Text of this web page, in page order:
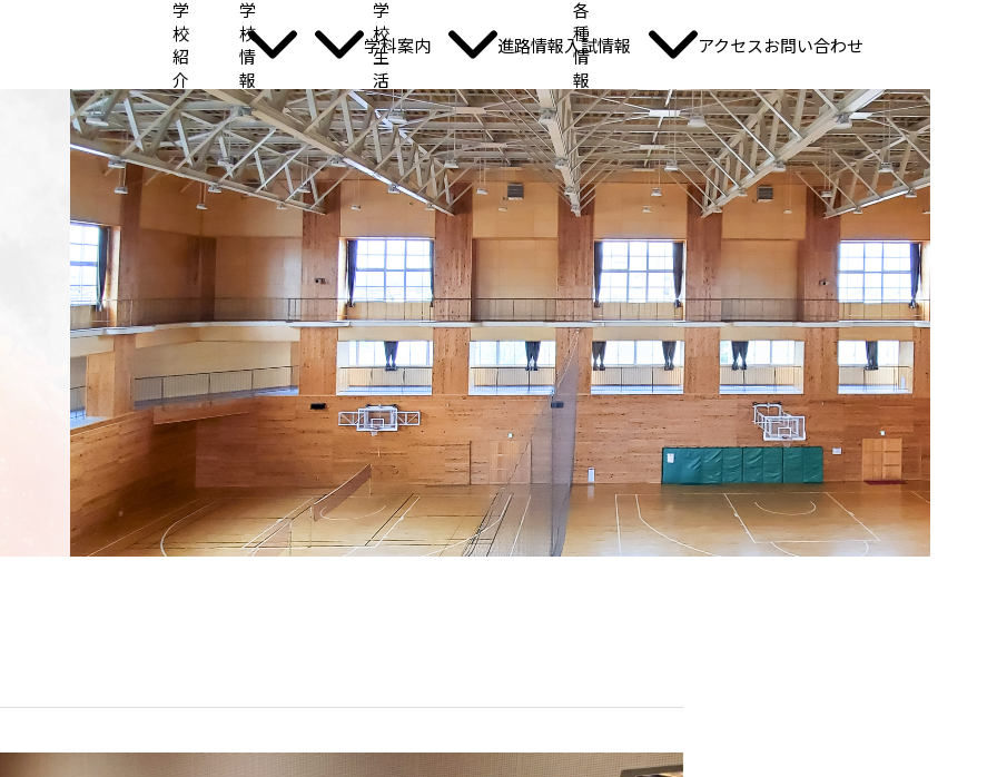
学
校
紹
介
学
校
情
報
学科案内
学
校
生
活
進路情報入試情報
各
種
情
報
アクセスお問い合わせ